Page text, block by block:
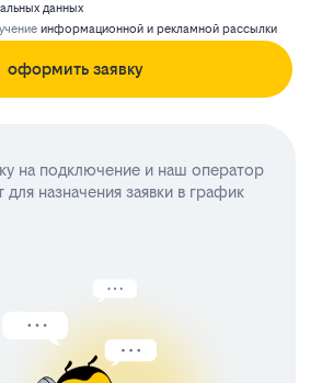
данных
информационной и рекламной рассылки
оформить заявку
на подключение и наш оператор
для назначения заявки в график